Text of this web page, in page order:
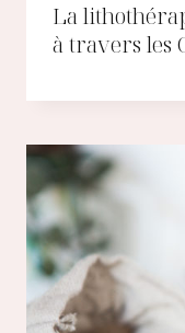
La
à travers les